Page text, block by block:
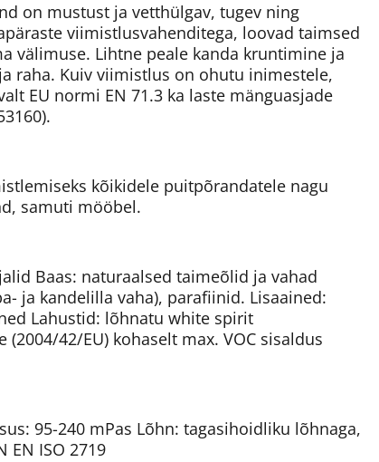
on mustust ja vetthülgav, tugev ning
viimistlusvahenditega, loovad taimsed
välimuse. Lihtne peale kanda kruntimine ja
raha. Kuiv viimistlus on ohutu inimestele,
EU normi EN 71.3 ka laste mänguasjade
kõikidele puitpõrandatele nagu
samuti mööbel.
Baas: naturaalsed taimeõlid ja vahad
ja kandelilla vaha), parafiinid. Lisaained:
Lahustid: lõhnatu white spirit
42/EU) kohaselt max. VOC sisaldus
95-240 mPas Lõhn: tagasihoidliku lõhnaga,
EN ISO 2719